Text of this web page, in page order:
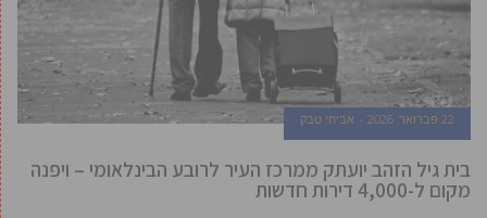
22 פברואר, 2026 אביחי טבק
בית גיל הזהב יועתק ממרכז העיר לרובע הבינלאומי – ויפנה
מקום ל-4,000 דירות חדשות